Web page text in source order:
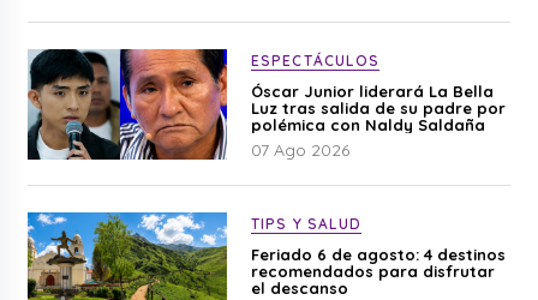
ESPECTÁCULOS
Óscar Junior liderará La Bella
Luz tras salida de su padre por
polémica con Naldy Saldaña
07 Ago 2026
TIPS Y SALUD
Feriado 6 de agosto: 4 destinos
recomendados para disfrutar
el descanso